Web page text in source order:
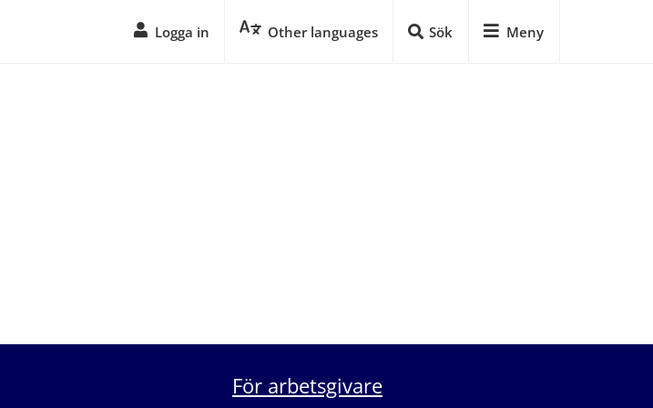
Logga in Other languages Sök Meny
För arbetsgivare